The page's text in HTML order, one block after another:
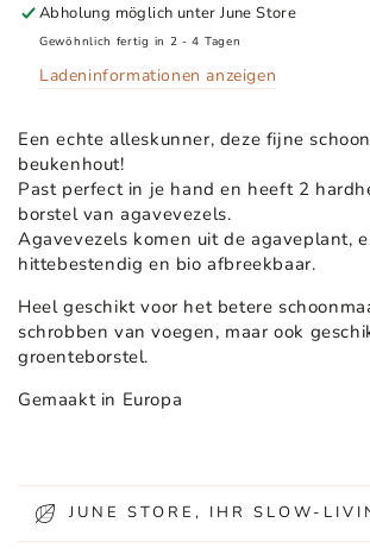
Abholung möglich unterJune Store
Gewöhnlich fertig in 2 - 4 Tagen
Ladeninformationen anzeigen
Een echte alleskunner, deze fijne
beukenhout!
Past perfect in je hand en heeft 2
borstel van agavevezels.
Agavevezels komen uit de agaveplant,
hittebestendig en bio afbreekbaar.
Heel geschikt voor het betere
schrobben van voegen, maar ook
groenteborstel.
Gemaakt in Europa
JUNE STORE, IHR SLOW-